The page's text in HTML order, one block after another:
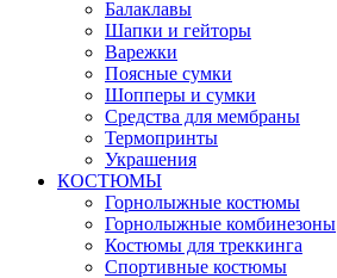
Балаклавы
Шапки и гейторы
Варежки
Поясные сумки
Шопперы и сумки
Средства для мембраны
Термопринты
Украшения
КОСТЮМЫ
Горнолыжные костюмы
Горнолыжные комбинезоны
Костюмы для треккинга
Спортивные костюмы